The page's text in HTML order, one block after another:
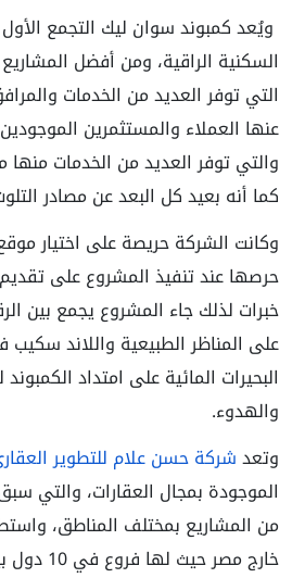
ويُعد كمبوند سوان ليك التجمع
السكنية الراقية، ومن أفضل
التي توفر العديد من الخدمات
عنها العملاء والمستثمرين
والتي توفر العديد من الخدمات
كما أنه بعيد كل البعد عن مصادر
وكانت الشركة حريصة على اختيار
حرصها عند تنفيذ المشروع على
خبرات لذلك جاء المشروع يجمع بين
على المناظر الطبيعية واللاند
البحيرات المائية على امتداد
والهدوء.
وتعدشركة حسن علام للتطوير
الموجودة بمجال العقارات، والتي
من المشاريع بمختلف المناطق،
خارج مصر